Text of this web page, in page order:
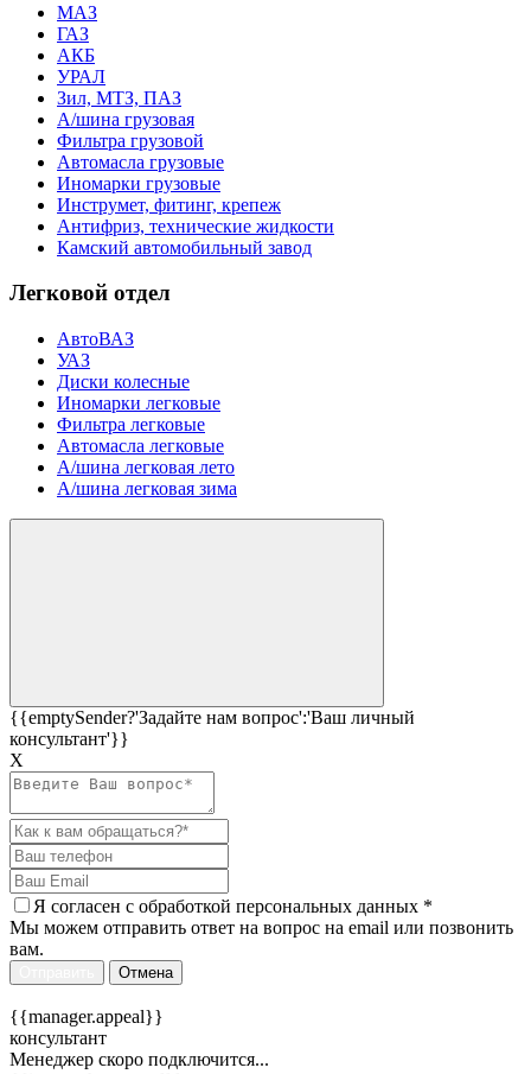
МАЗ
ГАЗ
АКБ
УРАЛ
Зил, МТЗ, ПАЗ
А/шина грузовая
Фильтра грузовой
Автомасла грузовые
Иномарки грузовые
Инструмет, фитинг, крепеж
Антифриз, технические жидкости
Камский автомобильный завод
Легковой отдел
АвтоВАЗ
УАЗ
Диски колесные
Иномарки легковые
Фильтра легковые
Автомасла легковые
А/шина легковая лето
А/шина легковая зима
{{emptySender?'Задайте нам вопрос':'Ваш личный
консультант'}}
Х
Я согласен c обработкой персональных данных *
Мы можем отправить ответ на вопрос на email или позвонить
вам.
Отмена
{{manager.appeal}}
консультант
Менеджер скоро подключится...